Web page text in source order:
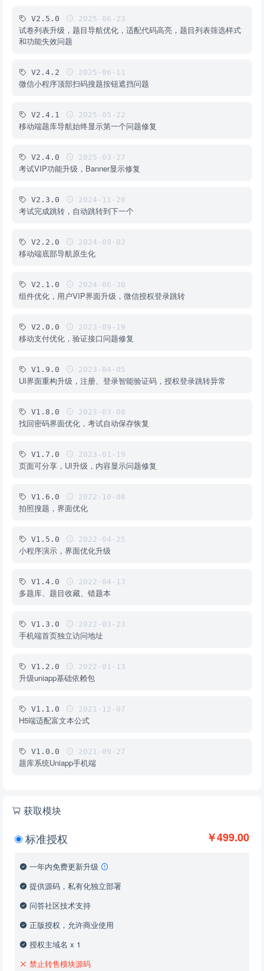
V2.5.0 2025-06-23
试卷列表升级，题目导航优化，适配代码高亮，题目列表筛选样式
和功能失效问题
V2.4.2 2025-06-11
微信小程序顶部扫码搜题按钮遮挡问题
V2.4.1 2025-05-22
移动端题库导航始终显示第一个问题修复
V2.4.0 2025-03-27
考试VIP功能升级，Banner显示修复
V2.3.0 2024-11-20
考试完成跳转，自动跳转到下一个
V2.2.0 2024-09-02
移动端底部导航原生化
V2.1.0 2024-06-30
组件优化，用户VIP界面升级，微信授权登录跳转
V2.0.0 2023-09-19
移动支付优化，验证接口问题修复
V1.9.0 2023-04-05
UI界面重构升级，注册、登录智能验证码，授权登录跳转异常
V1.8.0 2023-03-08
找回密码界面优化，考试自动保存恢复
V1.7.0 2023-01-19
页面可分享，UI升级，内容显示问题修复
V1.6.0 2022-10-08
拍照搜题，界面优化
V1.5.0 2022-04-25
小程序演示，界面优化升级
V1.4.0 2022-04-13
多题库、题目收藏、错题本
V1.3.0 2022-03-23
手机端首页独立访问地址
V1.2.0 2022-01-13
升级uniapp基础依赖包
V1.1.0 2021-12-07
H5端适配富文本公式
V1.0.0 2021-09-27
题库系统Uniapp手机端
获取模块
￥499.00
标准授权
一年内免费更新升级
提供源码，私有化独立部署
问答社区技术支持
正版授权，允许商业使用
授权主域名 x 1
禁止转售模块源码